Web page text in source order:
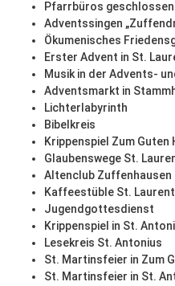
Pfarrbüros geschlossen
Adventssingen
Ökumenisches
Erster Advent in St.
Musik in der Advents-
Adventsmarkt in
Lichterlabyrinth
Bibelkreis
Krippenspiel Zum Guten
Glaubenswege St.
Altenclub Zuffenhausen
Kaffeestüble St.
Jugendgottesdienst
Krippenspiel in St.
Lesekreis St. Antonius
St. Martinsfeier in Zum
St. Martinsfeier in St.